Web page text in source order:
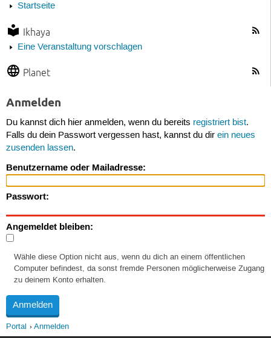
Startseite
Ikhaya
Eine Veranstaltung vorschlagen
Planet
Anmelden
Du kannst dich hier anmelden, wenn du bereits registriert bist.
Falls du dein Passwort vergessen hast, kannst du dir ein neues
zusenden lassen.
Benutzername oder Mailadresse:
Passwort:
Angemeldet bleiben:
Wähle diese Option nicht aus, wenn du dich an einem öffentlichen
Computer befindest, da sonst fremde Personen möglicherweise Zugang
zu deinem Konto erhalten.
Portal Anmelden